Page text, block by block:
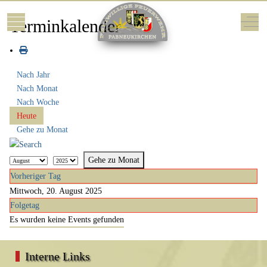
Mobile Menu Toggle Off-
Terminkalender
Nach Jahr
Nach Monat
Nach Woche
Heute
Gehe zu Monat
Gehe zu Monat
Vorheriger Tag
Mittwoch, 20. August 2025
Folgetag
Es wurden keine Events gefunden
Interne Links